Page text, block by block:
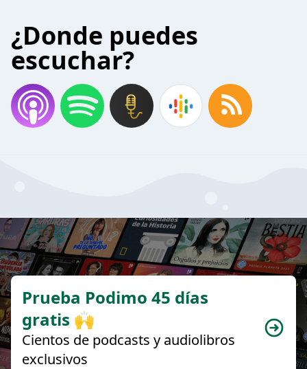
¿Donde puedes
escuchar?
Prueba Podimo 45 días
gratis 🙌
Cientos de podcasts y audiolibros
exclusivos